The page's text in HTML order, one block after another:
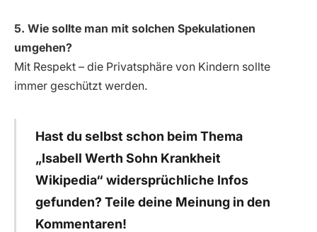
5. Wie sollte man mit solchen Spekulationen
umgehen?
Mit Respekt – die Privatsphäre von Kindern sollte
immer geschützt werden.
Hast du selbst schon beim Thema
„Isabell Werth Sohn Krankheit
Wikipedia“ widersprüchliche Infos
gefunden? Teile deine Meinung in den
Kommentaren!